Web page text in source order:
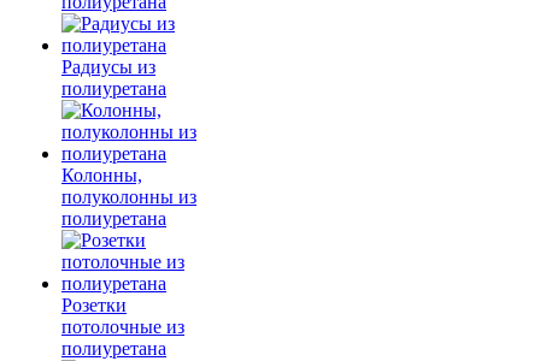
Радиусы из
полиуретана
Колонны,
полуколонны из
полиуретана
Розетки
потолочные из
полиуретана